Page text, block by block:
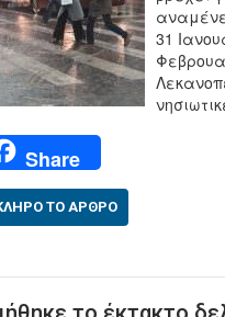
31
Share
ΤΟ ΆΡΘΡΟ